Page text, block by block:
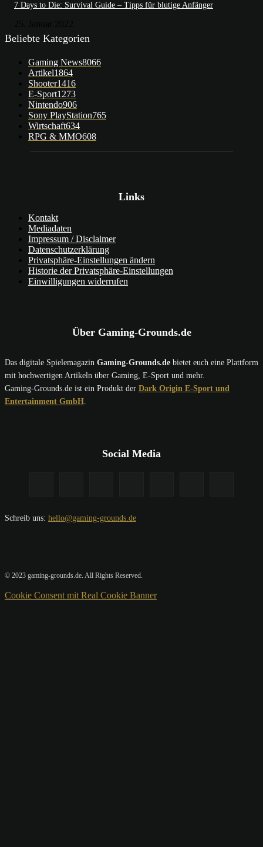
7 Days to Die: Survival Guide – Tipps für blutige Anfänger
Beliebte Kategorien
Gaming News8066
Artikel1864
Shooter1416
E-Sport1273
Nintendo906
Sony PlayStation765
Wirtschaft634
RPG & MMO608
Links
Kontakt
Mediadaten
Impressum / Disclaimer
Datenschutzerklärung
Privatsphäre-Einstellungen ändern
Historie der Privatsphäre-Einstellungen
Einwilligungen widerrufen
Über Gaming-Grounds.de
Das digitale Spielemagazin Gaming-Grounds.de bietet euch eine Plattform
mit hochwertigen Artikeln über Gaming, E-Sport und mehr.
Gaming-Grounds.de ist ein Produkt der Dark Origin E-Sport und
Entertainment GmbH.
Social Media
Schreib uns: hello@gaming-grounds.de
© 2023 gaming-grounds.de. All Rights Reserved.
Cookie Consent mit Real Cookie Banner